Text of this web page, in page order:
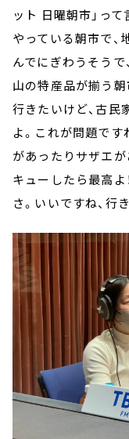
ット 日曜朝市」っ
やっている朝市で
んでにぎわうそうで
山の特産品が揃う朝
行きたいけど、古
よ。これが問題です
があったりサザエ
キューしたら最高
さ。いいですね、行